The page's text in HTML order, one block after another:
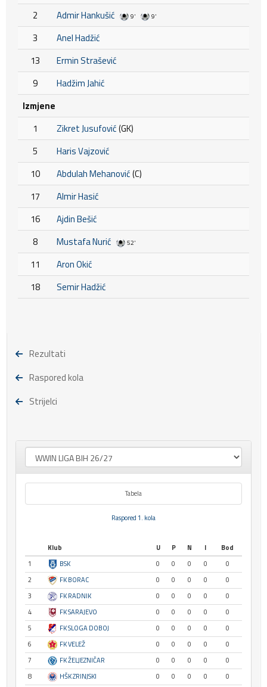
2
Admir Hankušić 9' 9'
3
Anel Hadžić
13
Ermin Strašević
9
Hadžim Jahić
Izmjene
1
Zikret Jusufović(GK)
5
Haris Vajzović
10
Abdulah Mehanović(C)
17
Almir Hasić
16
Ajdin Bešić
8
Mustafa Nurić 52'
11
Aron Okić
18
Semir Hadžić
Rezultati
Raspored kola
Strijelci
Tabela
Raspored 1. kola
Klub U P N I
Bod
1
BSK 0 0 0 0
0
2
FK BORAC 0 0 0 0
0
3
FK RADNIK 0 0 0 0
0
4
FK SARAJEVO 0 0 0 0
0
5
FK SLOGA DOBOJ 0 0 0 0
0
6
FK VELEŽ 0 0 0 0
0
7
FK ŽELJEZNIČAR 0 0 0 0
0
8
HŠK ZRINJSKI 0 0 0 0
0